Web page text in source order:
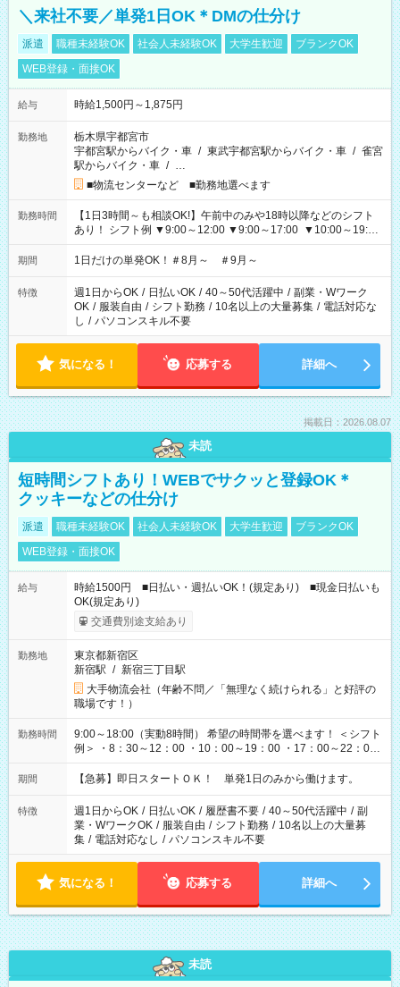
＼来社不要／単発1日OK＊DMの仕分け
派遣 職種未経験OK 社会人未経験OK 大学生歓迎
ブランクOK
WEB登録・面接OK
給与 時給1,500円～1,875円
勤務地
栃木県宇都宮市
宇都宮駅からバイク・車 / 東武宇都宮駅からバイク・車 / 雀宮
駅からバイク・車 / …
■物流センターなど ■勤務地選べます
勤務時間
【1日3時間～も相談OK!】午前中のみや18時以降などのシフト
あり！ シフト例 ▼9:00～12:00 ▼9:00～17:00 ▼10:00～19:00
▼18:00～21:00
期間 1日だけの単発OK！＃8月～ ＃9月～
特徴 週1日からOK / 日払いOK / 40～50代活躍中 / 副業・Wワーク
OK / 服装自由 / シフト勤務 / 10名以上の大量募集 / 電話対応な
し / パソコンスキル不要
気になる！ 応募する 詳細へ
掲載日：2026.08.07
未読
短時間シフトあり！WEBでサクッと登録OK＊
クッキーなどの仕分け
派遣 職種未経験OK 社会人未経験OK 大学生歓迎
ブランクOK
WEB登録・面接OK
給与
時給1500円 ■日払い・週払いOK！(規定あり) ■現金日払いも
OK(規定あり)
交通費別途支給あり
勤務地
東京都新宿区
新宿駅 / 新宿三丁目駅
大手物流会社（年齢不問／「無理なく続けられる」と好評の
職場です！）
勤務時間
9:00～18:00（実動8時間） 希望の時間帯を選べます！ ＜シフト
例＞ ・8：30～12：00 ・10：00～19：00 ・17：00～22：00
・13：00～22：00 ・22：00～翌6：00 など
期間 【急募】即日スタートＯＫ！ 単発1日のみから働けます。
特徴 週1日からOK / 日払いOK / 履歴書不要 / 40～50代活躍中 / 副
業・WワークOK / 服装自由 / シフト勤務 / 10名以上の大量募
集 / 電話対応なし / パソコンスキル不要
気になる！ 応募する 詳細へ
未読